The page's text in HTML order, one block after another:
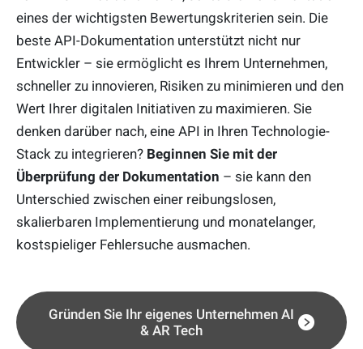
eines der wichtigsten Bewertungskriterien sein. Die
beste API-Dokumentation unterstützt nicht nur
Entwickler – sie ermöglicht es Ihrem Unternehmen,
schneller zu innovieren, Risiken zu minimieren und den
Wert Ihrer digitalen Initiativen zu maximieren. Sie
denken darüber nach, eine API in Ihren Technologie-
Stack zu integrieren? Beginnen Sie mit der
Überprüfung der Dokumentation – sie kann den
Unterschied zwischen einer reibungslosen,
skalierbaren Implementierung und monatelanger,
kostspieliger Fehlersuche ausmachen.
Gründen Sie Ihr eigenes Unternehmen AI
& AR Tech